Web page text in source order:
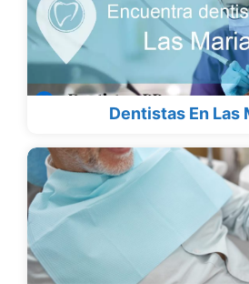
Dentistas En Las